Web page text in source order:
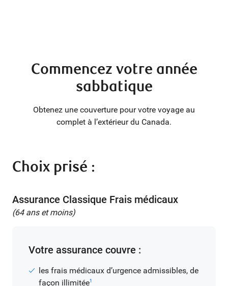
Commencez votre année
sabbatique
Obtenez une couverture pour votre voyage au
complet à l’extérieur du Canada.
Choix prisé :
Assurance Classique Frais médicaux
(64 ans et moins)
Votre assurance couvre :
les frais médicaux d’urgence admissibles, de
façon illimitée1